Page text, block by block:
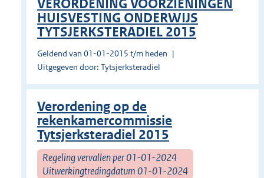
VERORDENING VOORZIENINGEN
HUISVESTING ONDERWIJS
TYTSJERKSTERADIEL 2015
Geldend van 01-01-2015 t/m heden
Uitgegeven door: Tytsjerksteradiel
Verordening op de
rekenkamercommissie
Tytsjerksteradiel 2015
Regeling vervallen per 01-01-2024
Uitwerkingtredingdatum 01-01-2024